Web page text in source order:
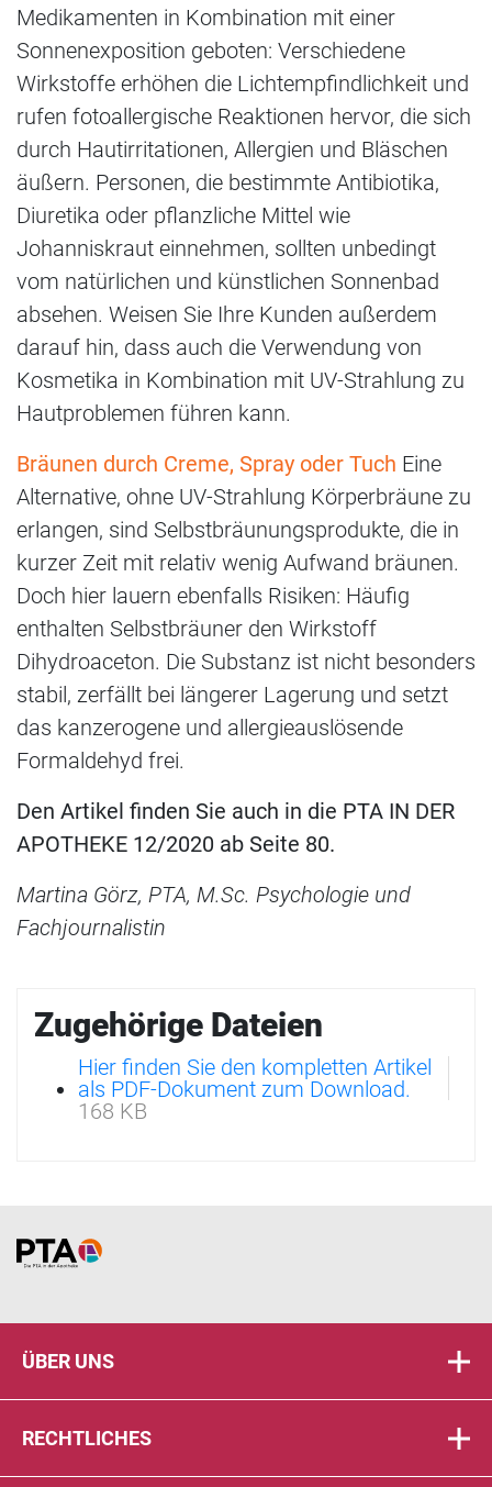
Medikamenten in Kombination mit einer
Sonnenexposition geboten: Verschiedene
Wirkstoffe erhöhen die Lichtempfindlichkeit und
rufen fotoallergische Reaktionen hervor, die sich
durch Hautirritationen, Allergien und Bläschen
äußern. Personen, die bestimmte Antibiotika,
Diuretika oder pflanzliche Mittel wie
Johanniskraut einnehmen, sollten unbedingt
vom natürlichen und künstlichen Sonnenbad
absehen. Weisen Sie Ihre Kunden außerdem
darauf hin, dass auch die Verwendung von
Kosmetika in Kombination mit UV-Strahlung zu
Hautproblemen führen kann.
Bräunen durch Creme, Spray oder Tuch Eine
Alternative, ohne UV-Strahlung Körperbräune zu
erlangen, sind Selbstbräunungsprodukte, die in
kurzer Zeit mit relativ wenig Aufwand bräunen.
Doch hier lauern ebenfalls Risiken: Häufig
enthalten Selbstbräuner den Wirkstoff
Dihydroaceton. Die Substanz ist nicht besonders
stabil, zerfällt bei längerer Lagerung und setzt
das kanzerogene und allergieauslösende
Formaldehyd frei.
Den Artikel finden Sie auch in die PTA IN DER
APOTHEKE 12/2020 ab Seite 80.
Martina Görz, PTA, M.Sc. Psychologie und
Fachjournalistin
Zugehörige Dateien
Hier finden Sie den kompletten Artikel
als PDF-Dokument zum Download.
168 KB
Home
ÜBER UNS
RECHTLICHES